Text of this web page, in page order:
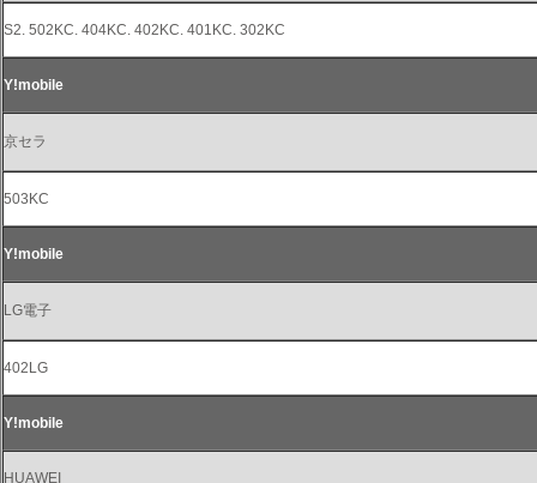
S2. 502KC. 404KC. 402KC. 401KC. 302KC
Y!mobile
京セラ
503KC
Y!mobile
LG電子
402LG
Y!mobile
HUAWEI